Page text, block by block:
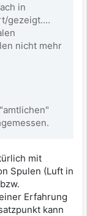
in
gezeigt....
nicht mehr
mit
Spulen (Luft in
Erfahrung
kann